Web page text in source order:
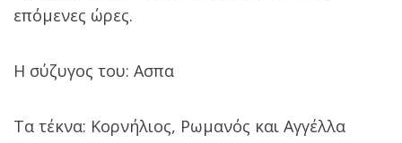
επόμενες ώρες.
Η σύζυγος του: Ασπα
Τα τέκνα: Κορνήλιος, Ρωμανός και Αγγέλλα